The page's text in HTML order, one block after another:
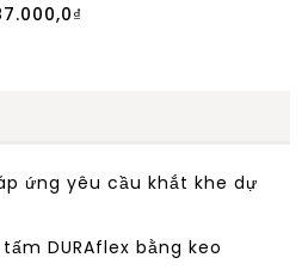
₫
ứng yêu cầu khắt khe dự
DURAflex bằng keo